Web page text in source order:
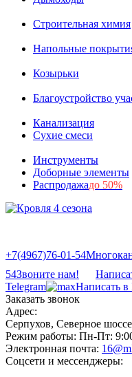
Строительная химия
Напольные
Козырьки
Благоустройство
Канализация
Сухие смеси
Инструменты
Доборные элементы
Распродажадо 50%
+7(4967)76-01-54
54Звоните нам!
Telegram
Написать
Заказать звонок
Адрес:
Серпухов, Северное
Режим работы: Пн-Пт:
Электронная почта:
Соцсети и мессенджеры: